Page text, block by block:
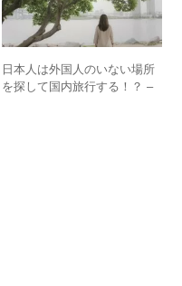
日本人は外国人のいない場所
を探して国内旅行する！？ –